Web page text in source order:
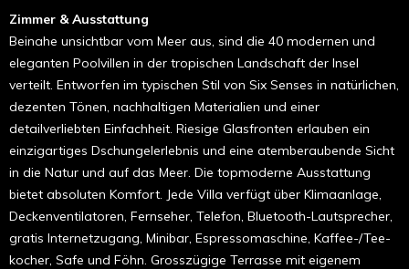
Zimmer & Ausstattung
Beinahe unsichtbar vom Meer aus, sind die 40 modernen und
eleganten Poolvillen in der tropischen Landschaft der Insel
verteilt. Entworfen im typischen Stil von Six Senses in natürlichen,
dezenten Tönen, nachhaltigen Materialien und einer
detailverliebten Einfachheit. Riesige Glasfronten erlauben ein
einzigartiges Dschungel­erlebnis und eine atemberaubende Sicht
in die Natur und auf das Meer. Die topmoderne Ausstattung
bietet absoluten Komfort. Jede Villa verfügt über Klimaanlage,
Deckenventila­toren, Fernseher, Tele­fon, Bluetooth-Lautsprecher,
gratis In­ter­­­­netzugang, Mini­bar, Espressomaschine, Kaffee-/Tee­
kocher, Safe und Föhn. Grosszügige Terrasse mit eigenem